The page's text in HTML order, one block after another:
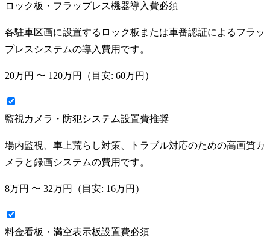
ロック板・フラップレス機器導入費必須
各駐車区画に設置するロック板または車番認証によるフラッ
プレスシステムの導入費用です。
20万円 〜 120万円 （目安: 60万円 ）
監視カメラ・防犯システム設置費推奨
場内監視、車上荒らし対策、トラブル対応のための高画質カ
メラと録画システムの費用です。
8万円 〜 32万円 （目安: 16万円 ）
料金看板・満空表示板設置費必須